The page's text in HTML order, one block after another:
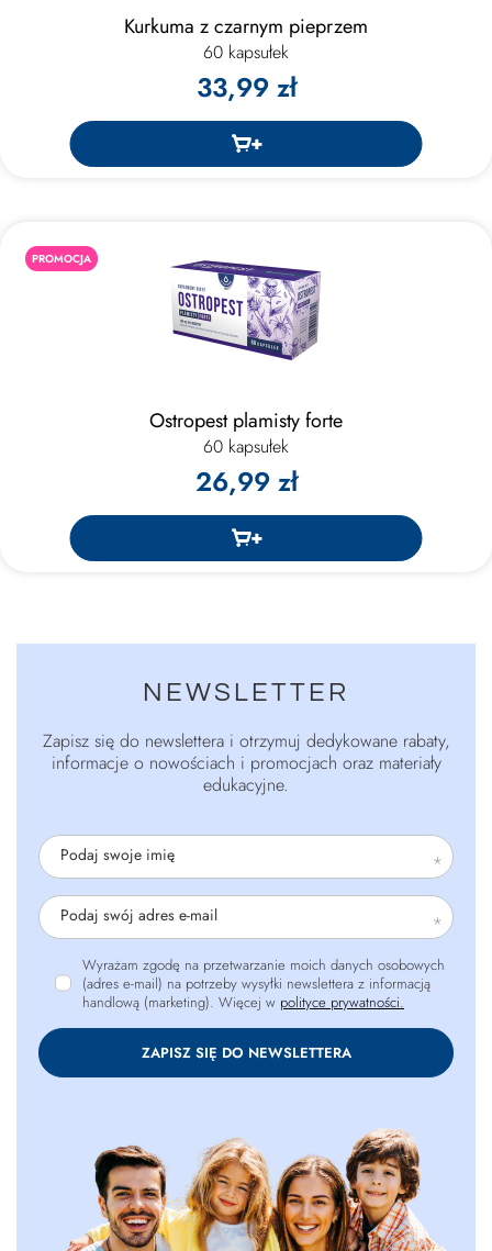
Kurkuma z czarnym pieprzem
60 kapsułek
33,99 zł
PROMOCJA
Ostropest plamisty forte
60 kapsułek
26,99 zł
NEWSLETTER
Zapisz się do newslettera i otrzymuj dedykowane rabaty,
informacje o nowościach i promocjach oraz materiały
edukacyjne.
Podaj swoje imię
Podaj swój adres e-mail
Wyrażam zgodę na przetwarzanie moich danych osobowych
(adres e-mail) na potrzeby wysyłki newslettera z informacją
handlową (marketing). Więcej w polityce prywatności.
ZAPISZ SIĘ DO NEWSLETTERA